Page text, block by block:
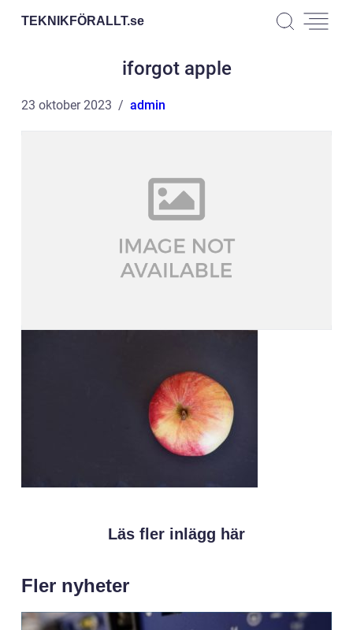
TEKNIKFÖRALLT.se
iforgot apple
23 oktober 2023 admin
Läs fler inlägg här
Fler nyheter